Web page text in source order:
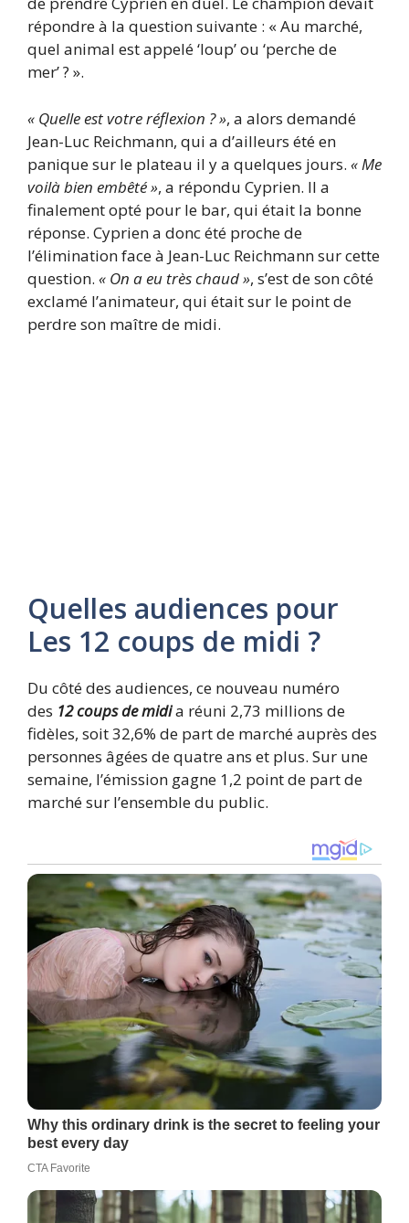
répondre à la question suivante : « Au marché,
quel animal est appelé ‘loup’ ou ‘perche de
mer’ ? ».
« Quelle est votre réflexion ? », a alors demandé
Jean-Luc Reichmann, qui a d’ailleurs été en
panique sur le plateau il y a quelques jours. « Me
voilà bien embêté », a répondu Cyprien. Il a
finalement opté pour le bar, qui était la bonne
réponse. Cyprien a donc été proche de
l’élimination face à Jean-Luc Reichmann sur cette
question. « On a eu très chaud », s’est de son côté
exclamé l’animateur, qui était sur le point de
perdre son maître de midi.
Quelles audiences pour
Les 12 coups de midi ?
Du côté des audiences, ce nouveau numéro
des 12 coups de midia réuni 2,73 millions de
fidèles, soit 32,6% de part de marché auprès des
personnes âgées de quatre ans et plus. Sur une
semaine, l’émission gagne 1,2 point de part de
marché sur l’ensemble du public.